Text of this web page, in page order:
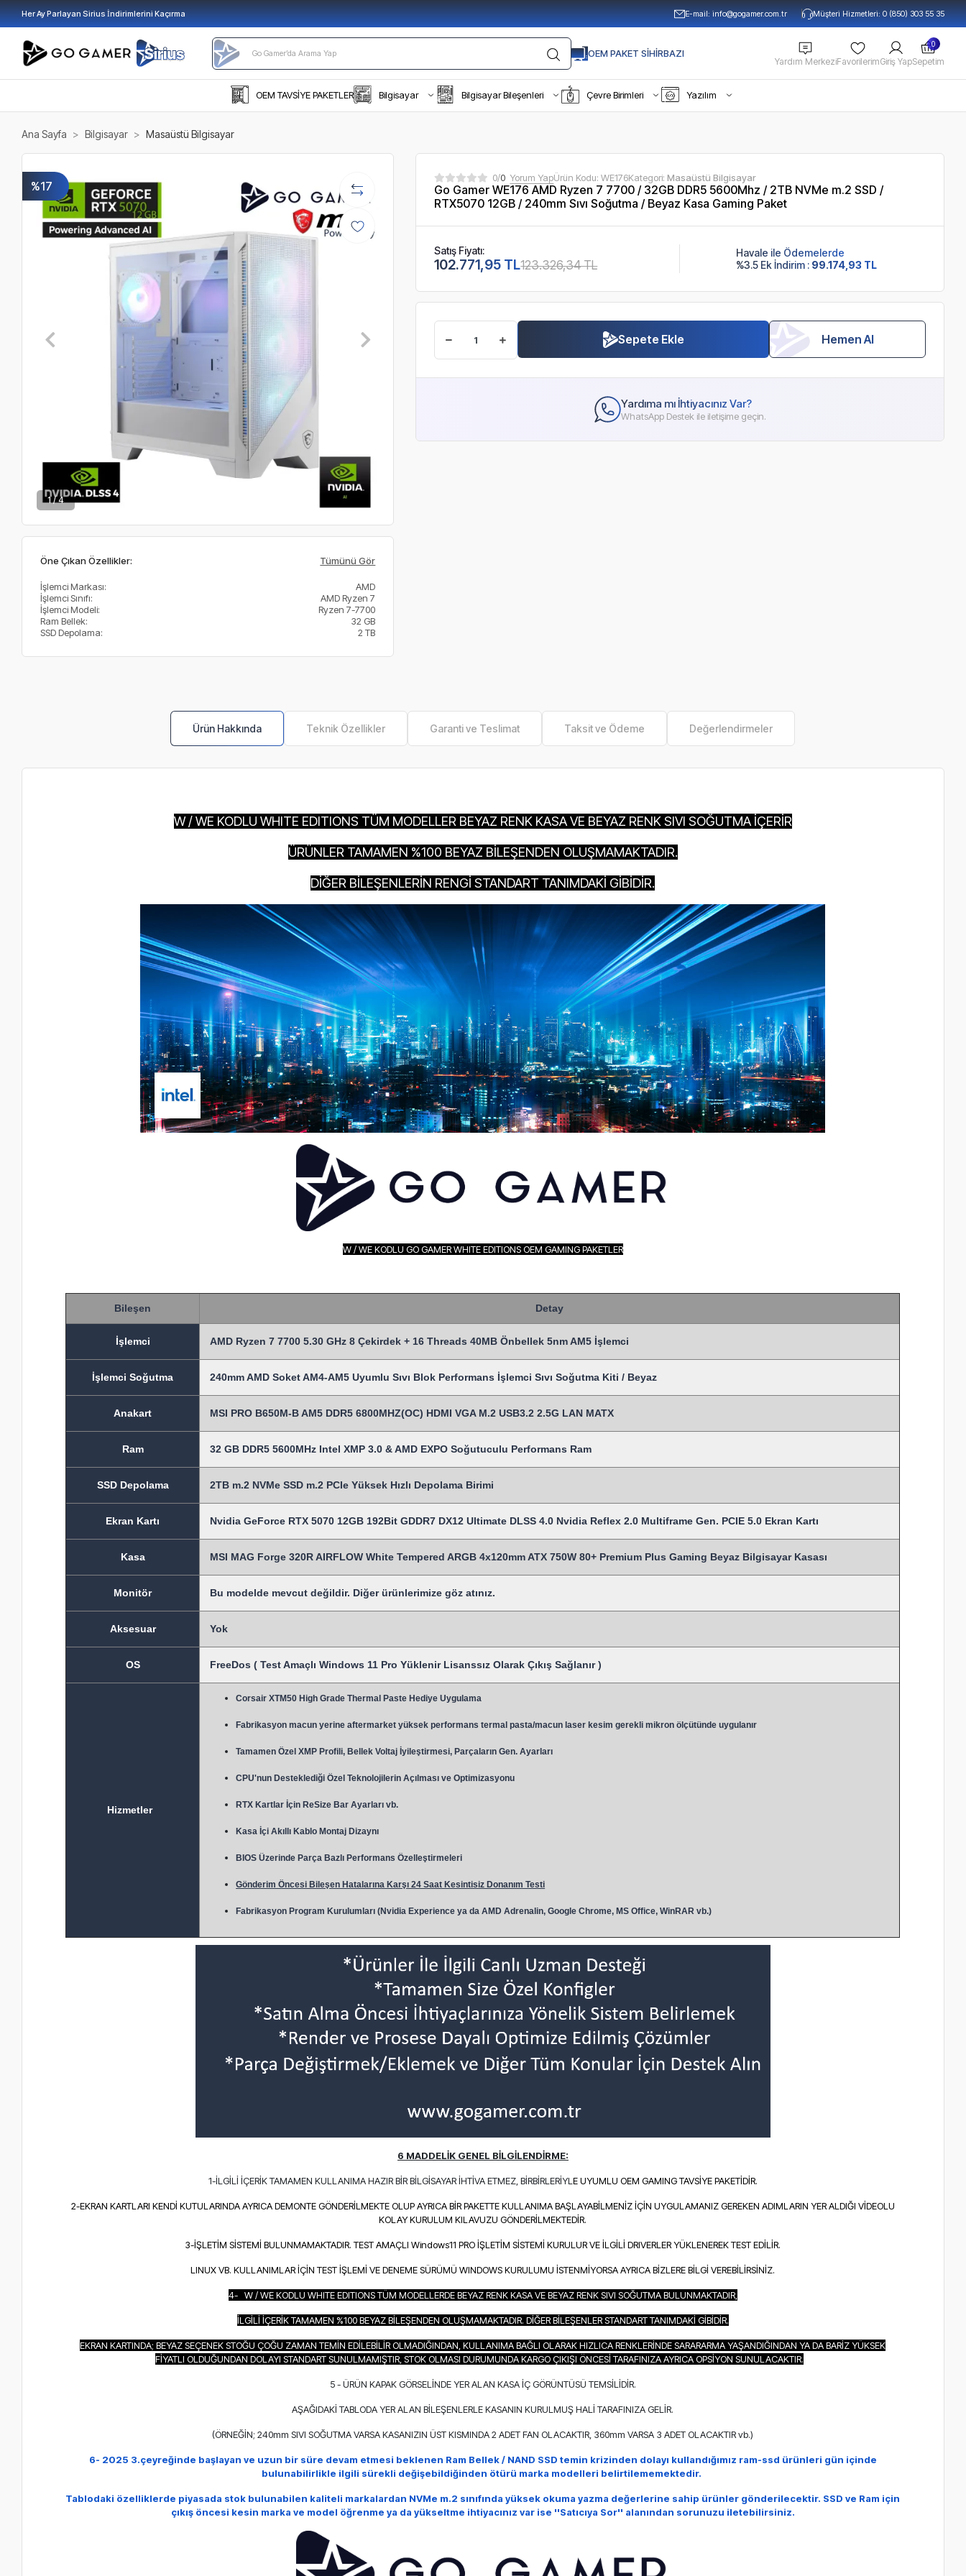
Her Ay Parlayan Sirius İndirimlerini Kaçırma E-mail:info@gogamer.com.tr Müşteri Hizmetleri: 0 (850) 303 55 35
OEM PAKET SIHIRBAZI
Yardım MerkeziFavorilerimGiriş Yap
0
Sepetim
OEM TAVSİYE PAKETLER Bilgisayar Bilgisayar Bileşenleri Çevre Birimleri Yazılım
Ana Sayfa Bilgisayar Masaüstü Bilgisayar
%17
2 / 4
Öne Çıkan Özellikler: Tümünü Gör
İşlemci Markası:
AMD
İşlemci Sınıfı:
AMD Ryzen 7
İşlemci Modeli:
Ryzen 7-7700
Ram Bellek:
32 GB
SSD Depolama:
2 TB
0/0 Yorum YapÜrün Kodu:WE176Kategori:Masaüstü Bilgisayar
Go Gamer WE176 AMD Ryzen 7 7700 / 32GB DDR5 5600Mhz / 2TB NVMe m.2 SSD /
RTX5070 12GB / 240mm Sıvı Soğutma / Beyaz Kasa Gaming Paket
Satış Fiyatı:
102.771,95 TL123.326,34 TL
Havale ile Ödemelerde
%3.5 Ek İndirim : 99.174,93 TL
Sepete Ekle Hemen Al
Yardıma mı İhtiyacınız Var?
WhatsApp Destek ile iletişime geçin.
Ürün Hakkında Teknik Özellikler Garanti ve Teslimat Taksit ve Ödeme Değerlendirmeler
W / WE KODLU WHITE EDITIONS TÜM MODELLER BEYAZ RENK KASA VE BEYAZ RENK SIVI SOĞUTMA İÇERİR
ÜRÜNLER TAMAMEN %100 BEYAZ BİLEŞENDEN OLUŞMAMAKTADIR.
DİĞER BİLEŞENLERİN RENGİ STANDART TANIMDAKİ GİBİDİR.
W / WE KODLU GO GAMER WHITE EDITIONS OEM GAMING PAKETLER
Bileşen Detay
İşlemci AMD Ryzen 7 7700 5.30 GHz 8 Çekirdek + 16 Threads 40MB Önbellek 5nm AM5 İşlemci
İşlemci Soğutma 240mm AMD Soket AM4-AM5 Uyumlu Sıvı Blok Performans İşlemci Sıvı Soğutma Kiti / Beyaz
Anakart MSI PRO B650M-B AM5 DDR5 6800MHZ(OC) HDMI VGA M.2 USB3.2 2.5G LAN MATX
Ram 32 GB DDR5 5600MHz Intel XMP 3.0 & AMD EXPO Soğutuculu Performans Ram
SSD Depolama 2TB m.2 NVMe SSD m.2 PCIe Yüksek Hızlı Depolama Birimi
Ekran Kartı Nvidia GeForce RTX 5070 12GB 192Bit GDDR7 DX12 Ultimate DLSS 4.0 Nvidia Reflex 2.0 Multiframe Gen. PCIE 5.0 Ekran Kartı
Kasa MSI MAG Forge 320R AIRFLOW White Tempered ARGB 4x120mm ATX 750W 80+ Premium Plus Gaming Beyaz Bilgisayar Kasası
Monitör Bu modelde mevcut değildir. Diğer ürünlerimize göz atınız.
Aksesuar Yok
OS FreeDos ( Test Amaçlı Windows 11 Pro Yüklenir Lisanssız Olarak Çıkış Sağlanır )
Hizmetler
Corsair XTM50 High Grade Thermal Paste Hediye Uygulama
Fabrikasyon macun yerine aftermarket yüksek performans termal pasta/macun laser kesim gerekli mikron ölçütünde uygulanır
Tamamen Özel XMP Profili, Bellek Voltaj İyileştirmesi, Parçaların Gen. Ayarları
CPU'nun Desteklediği Özel Teknolojilerin Açılması ve Optimizasyonu
RTX Kartlar İçin ReSize Bar Ayarları vb.
Kasa İçi Akıllı Kablo Montaj Dizaynı
BIOS Üzerinde Parça Bazlı Performans Özelleştirmeleri
Gönderim Öncesi Bileşen Hatalarına Karşı 24 Saat Kesintisiz Donanım Testi
Fabrikasyon Program Kurulumları (Nvidia Experience ya da AMD Adrenalin, Google Chrome, MS Office, WinRAR vb.)
6 MADDELİK GENEL BİLGİLENDİRME:
1-İLGİLİ İÇERİK TAMAMEN KULLANIMA HAZIR BİR BİLGİSAYAR İHTİVA ETMEZ, BİRBİRLERİYLE UYUMLU OEM GAMING TAVSİYE PAKETİDİR.
2-EKRAN KARTLARI KENDİ KUTULARINDA AYRICA DEMONTE GÖNDERİLMEKTE OLUP AYRICA BİR PAKETTE KULLANIMA BAŞLAYABİLMENİZ İÇİN UYGULAMANIZ GEREKEN ADIMLARIN YER ALDIĞI VİDEOLU
KOLAY KURULUM KILAVUZU GÖNDERİLMEKTEDİR.
3-İŞLETİM SİSTEMİ BULUNMAMAKTADIR. TEST AMAÇLI Windows11 PRO İŞLETİM SİSTEMİ KURULUR VE İLGİLİ DRIVERLER YÜKLENEREK TEST EDİLİR.
LINUX VB. KULLANIMLAR İÇİN TEST İŞLEMİ VE DENEME SÜRÜMÜ WINDOWS KURULUMU İSTENMİYORSA AYRICA BİZLERE BİLGİ VEREBİLİRSİNİZ.
4- W / WE KODLU WHITE EDITIONS TÜM MODELLERDE BEYAZ RENK KASA VE BEYAZ RENK SIVI SOĞUTMA BULUNMAKTADIR,
İLGİLİ İÇERİK TAMAMEN %100 BEYAZ BİLEŞENDEN OLUŞMAMAKTADIR. DİĞER BİLEŞENLER STANDART TANIMDAKİ GİBİDİR.
EKRAN KARTINDA; BEYAZ SEÇENEK STOĞU ÇOĞU ZAMAN TEMİN EDİLEBİLİR OLMADIĞINDAN, KULLANIMA BAĞLI OLARAK HIZLICA RENKLERİNDE SARARARMA YAŞANDIĞINDAN YA DA BARİZ YÜKSEK
FİYATLI OLDUĞUNDAN DOLAYI STANDART SUNULMAMIŞTIR, STOK OLMASI DURUMUNDA KARGO ÇIKIŞI ÖNCESİ TARAFINIZA AYRICA OPSİYON SUNULACAKTIR.
5 - ÜRÜN KAPAK GÖRSELİNDE YER ALAN KASA İÇ GÖRÜNTÜSÜ TEMSİLİDİR.
AŞAĞIDAKİ TABLODA YER ALAN BİLEŞENLERLE KASANIN KURULMUŞ HALİ TARAFINIZA GELİR.
(ÖRNEĞİN; 240mm SIVI SOĞUTMA VARSA KASANIZIN ÜST KISMINDA 2 ADET FAN OLACAKTIR, 360mm VARSA 3 ADET OLACAKTIR vb.)
6- 2025 3.çeyreğinde başlayan ve uzun bir süre devam etmesi beklenen Ram Bellek / NAND SSD temin krizinden dolayı kullandığımız ram-ssd ürünleri gün içinde
bulunabilirlikle ilgili sürekli değişebildiğinden ötürü marka modelleri belirtilememektedir.
Tablodaki özelliklerde piyasada stok bulunabilen kaliteli markalardan NVMe m.2 sınıfında yüksek okuma yazma değerlerine sahip ürünler gönderilecektir. SSD ve Ram için
çıkış öncesi kesin marka ve model öğrenme ya da yükseltme ihtiyacınız var ise ''Satıcıya Sor'' alanından sorunuzu iletebilirsiniz.